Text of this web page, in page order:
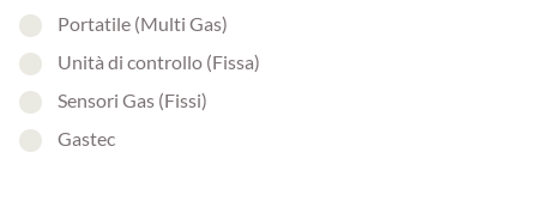
Portatile (Multi Gas)
Unità di controllo (Fissa)
Sensori Gas (Fissi)
Gastec